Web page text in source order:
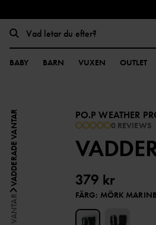
BABY BARN VUXEN OUTLET
VANTAR
VADDERADE VANTAR PO.P WEATHER
0 REVIEWS
379 kr
FÄRG: MÖRK